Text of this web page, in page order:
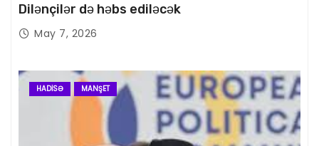
Dilənçilər də həbs ediləcək
May 7, 2026
HADISƏ MANŞET